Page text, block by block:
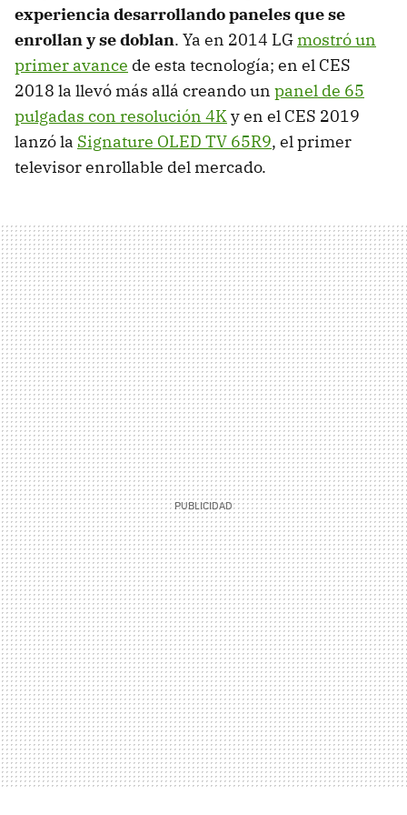
experiencia desarrollando paneles que se
enrollan y se doblan. Ya en 2014 LGmostró un
primer avance de esta tecnología; en el CES
2018 la llevó más allá creando un panel de 65
pulgadas con resolución 4Ky en el CES 2019
lanzó la Signature OLED TV 65R9, el primer
televisor enrollable del mercado.